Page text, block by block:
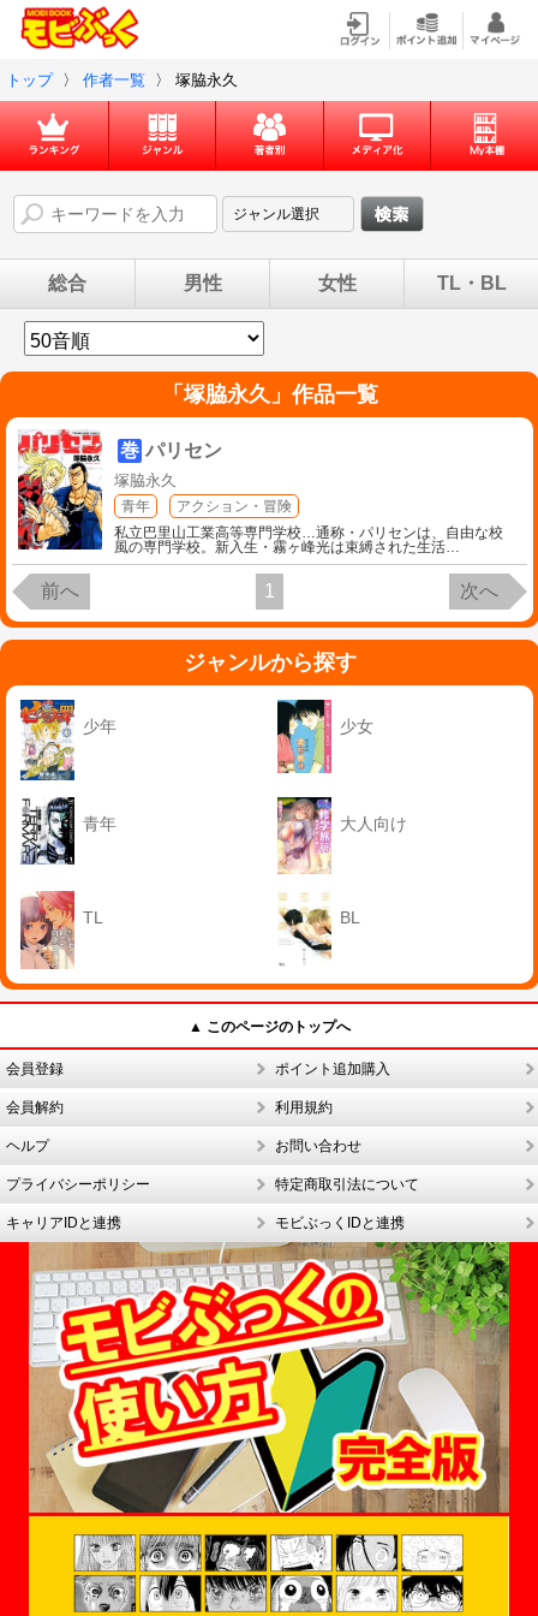
トップ 〉 作者一覧 〉 塚脇永久
総合 男性 女性 TL・BL
「塚脇永久」作品一覧
巻 パリセン
塚脇永久
青年
アクション・冒険
私立巴里山工業高等専門学校…通称・パリセンは、自由な校
風の専門学校。新入生・霧ヶ峰光は束縛された生活…
前へ 1 次へ
ジャンルから探す
少年 少女
青年 大人向け
TL BL
▲ このページのトップへ
会員登録 ポイント追加購入
会員解約 利用規約
ヘルプ お問い合わせ
プライバシーポリシー 特定商取引法について
キャリアIDと連携 モビぶっくIDと連携